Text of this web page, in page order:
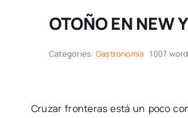
OTOÑO EN NEW
Categories: Gastronomía 1007
Cruzar fronteras está un poco